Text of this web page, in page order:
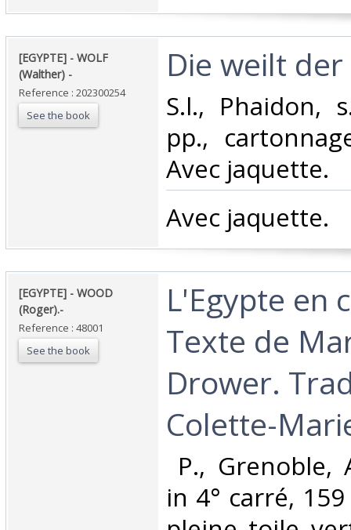
‎[EGYPTE] - WOLF
(Walther) - ‎
Reference : 202300254
See the book
‎Die weilt
‎S.l., Phaidon,
pp.,
Avec jaquette.‎
‎Avec jaquette.‎
‎[EGYPTE] - WOOD
(Roger).-‎
Reference : 48001
See the book
‎L'Egypte en
Texte de
Drower.
Colette-
P., Grenoble,
in 4° carré,